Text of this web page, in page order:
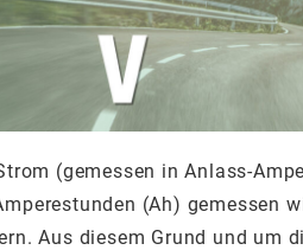
(gemessen in Anlass-
(Ah) gemessen
Aus diesem Grund und um